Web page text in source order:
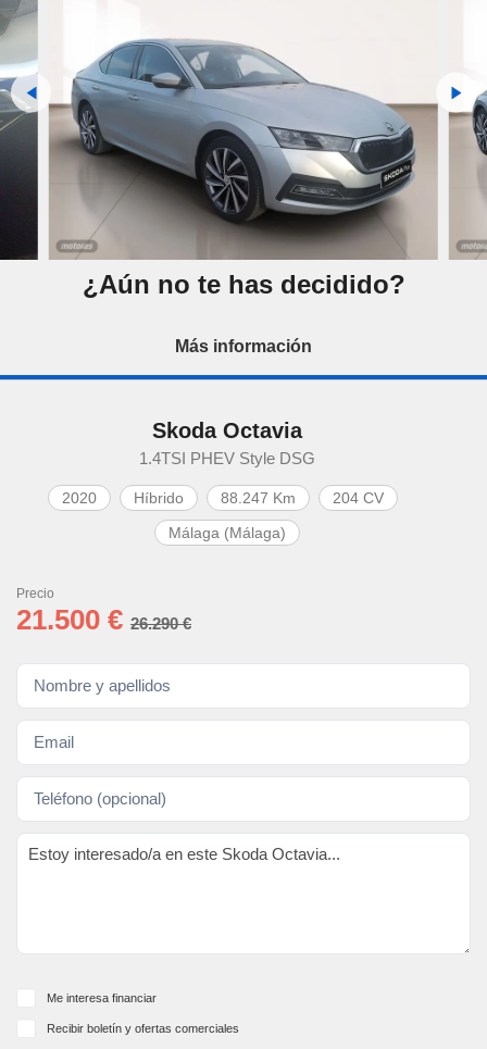
¿Aún no te has decidido?
Más información
Skoda Octavia
1.4TSI PHEV Style DSG
2020 Híbrido 88.247 Km
204 CV
Málaga (Málaga)
Precio
21.500 € 26.290 €
Me interesa financiar
Recibir boletín y ofertas comerciales